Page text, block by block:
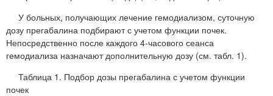
У больных, получающих лечение гемодиализом, суточную
дозу прегабалина подбирают с учетом функции почек.
Непосредственно после каждого 4-часового сеанса
гемодиализа назначают дополнительную дозу (см. табл. 1).
Таблица 1. Подбор дозы прегабалина с учетом функции
почек